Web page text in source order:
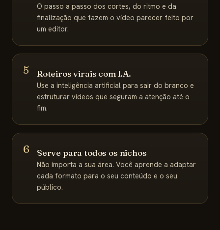
O passo a passo dos cortes, do ritmo e da
finalização que fazem o vídeo parecer feito por
um editor.
5 Roteiros virais com I.A.
Use a inteligência artificial para sair do branco e
estruturar vídeos que seguram a atenção até o
fim.
6 Serve para todos os nichos
Não importa a sua área. Você aprende a adaptar
cada formato para o seu conteúdo e o seu
público.